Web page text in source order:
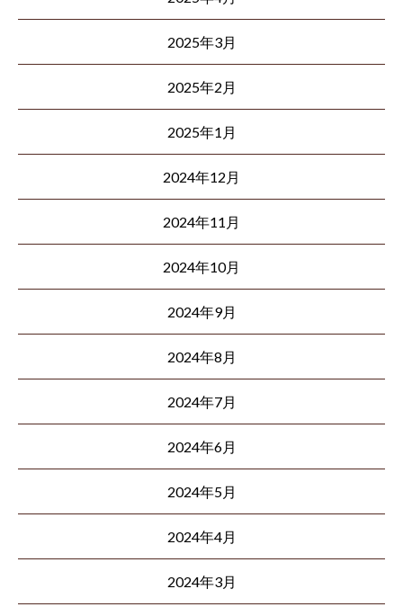
2025年3月
2025年2月
2025年1月
2024年12月
2024年11月
2024年10月
2024年9月
2024年8月
2024年7月
2024年6月
2024年5月
2024年4月
2024年3月